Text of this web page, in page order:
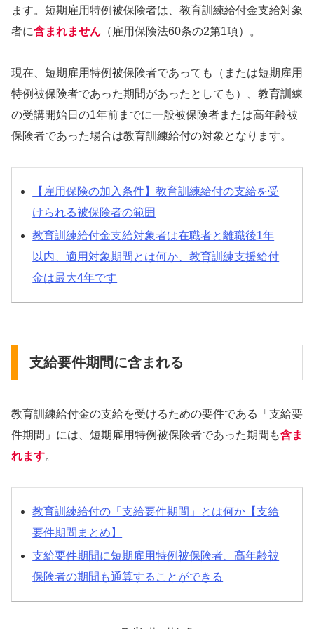
ます。短期雇用特例被保険者は、教育訓練給付金支給対象
者に含まれません （雇用保険法60条の2第1項）。
現在、短期雇用特例被保険者であっても（または短期雇用
特例被保険者であった期間があったとしても）、教育訓練
の受講開始日の1年前までに一般被保険者または高年齢被
保険者であった場合は教育訓練給付の対象となります。
【雇用保険の加入条件】教育訓練給付の支給を受
けられる被保険者の範囲
教育訓練給付金支給対象者は在職者と離職後1年
以内、適用対象期間とは何か、教育訓練支援給付
金は最大4年です
支給要件期間に含まれる
教育訓練給付金の支給を受けるための要件である「支給要
件期間」には、短期雇用特例被保険者であった期間も含ま
れます。
教育訓練給付の「支給要件期間」とは何か【支給
要件期間まとめ】
支給要件期間に短期雇用特例被保険者、高年齢被
保険者の期間も通算することができる